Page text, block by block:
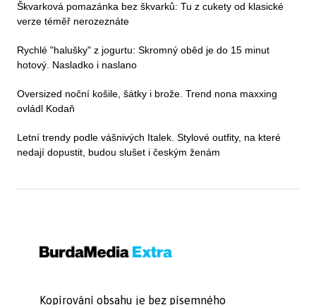
Škvarková pomazánka bez škvarků: Tu z cukety od klasické
verze téměř nerozeznáte
Rychlé "halušky" z jogurtu: Skromný oběd je do 15 minut
hotový. Nasladko i naslano
Oversized noční košile, šátky i brože. Trend nona maxxing
ovládl Kodaň
Letní trendy podle vášnivých Italek. Stylové outfity, na které
nedají dopustit, budou slušet i českým ženám
Kopírování obsahu je bez písemného